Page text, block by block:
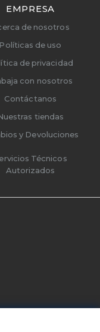
EMPRESA
de nosotros
Políticas de uso
de privacidad
con nosotros
Contáctanos
tiendas
y Devoluciones
Técnicos
Autorizados